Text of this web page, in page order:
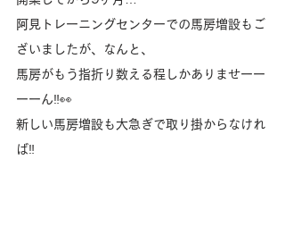
阿見トレーニングセンターでの馬房増設もご
ざいましたが、なんと、
馬房がもう指折り数える程しかありませーー
ーーん‼️👀
新しい馬房増設も大急ぎで取り掛からなけれ
ば‼️